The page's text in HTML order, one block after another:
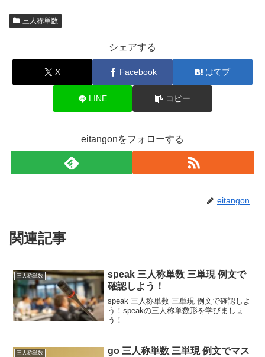
三人称単数
シェアする
X Facebook はてブ
LINE コピー
eitangonをフォローする
eitangon
関連記事
三人称単数
speak 三人称単数 三単現 例文で
確認しよう！
speak 三人称単数 三単現 例文で確認しよ
う！speakの三人称単数形を学びましょ
う！
三人称単数
go 三人称単数 三単現 例文でマス